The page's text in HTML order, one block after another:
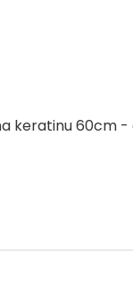
keratinu 60cm